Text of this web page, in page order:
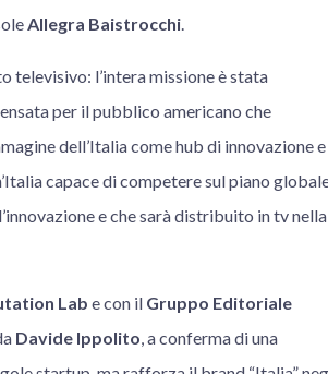
Allegra Baistrocchi.
televisivo: l’intera missione è stata
per il pubblico americano che
dell’Italia come hub di innovazione e
capace di competere sul piano
e che sarà distribuito in tv nella
Lab e con il Gruppo Editoriale
Davide Ippolito, a conferma di una